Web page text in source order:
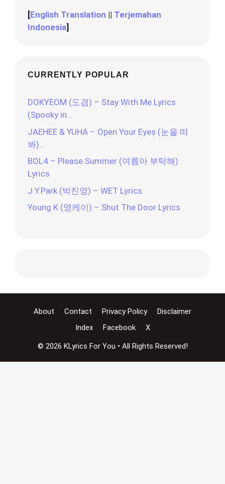
[English Translation || Terjemahan
Indonesia]
CURRENTLY POPULAR
DOKYEOM (도겸) – Stay With Me Lyrics
(Spooky in…
JAEHEE & YUHA – Open Your Eyes (눈을 떠
봐)…
BOL4 – Please Summer (여름아 부탁해)
Lyrics
J.Y.Park (박진영) – WET Lyrics
Young K (영케이) – Shut The Door Lyrics
About Contact Privacy Policy
Disclaimer
Index
Facebook X
© 2026 KLyrics For You • All Rights Reserved!